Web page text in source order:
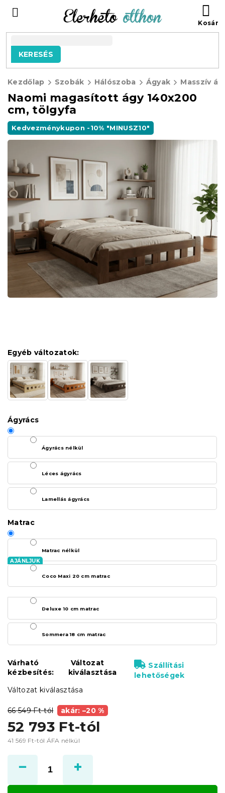
tartalomhoz
KERESÉS
Kezdőlap Szobák Hálószoba Ágyak Masszív
Naomi magasított ágy 140x200
cm, tölgyfa
Kedvezménykupon -10% "MINUSZ10"
66 549 Ft-tól akár: –20 %
52 793 Ft-tól
41 569 Ft-tól ÁFA nélkül
Változat kiválasztása
Egyéb változatok:
Ágyrács
Ágyrács nélkül
Léces ágyrács
Lamellás ágyrács
Matrac
Matrac nélkül
Coco Maxi 20 cm matrac
Deluxe 10 cm matrac
Sommera 18 cm matrac
Várható
kézbesítés:
Változat
kiválasztása
Szállítási
lehetőségek